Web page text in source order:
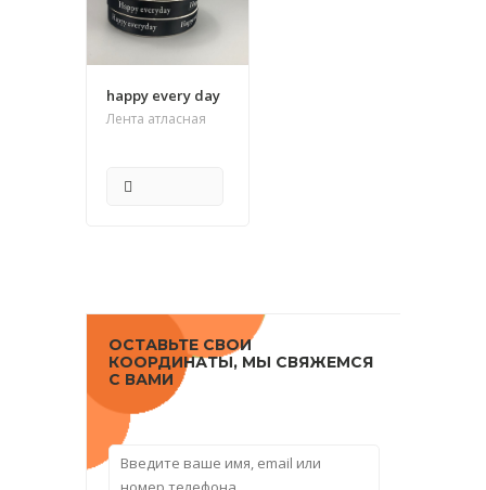
happy every day
Лента атласная
ОСТАВЬТЕ СВОИ
КООРДИНАТЫ, МЫ СВЯЖЕМСЯ
С ВАМИ